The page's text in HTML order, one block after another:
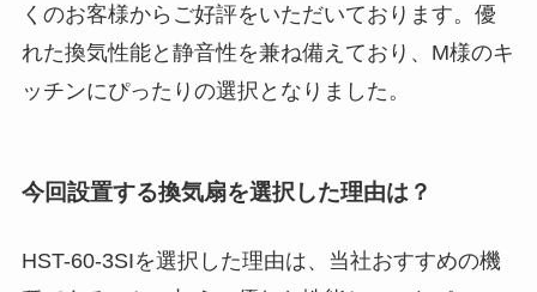
くのお客様からご好評をいただいております。優
れた換気性能と静音性を兼ね備えており、M様のキ
ッチンにぴったりの選択となりました。
今回設置する換気扇を選択した理由は？
HST-60-3SIを選択した理由は、当社おすすめの機